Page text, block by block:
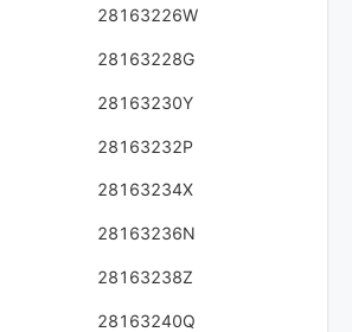
28163226W
28163228G
28163230Y
28163232P
28163234X
28163236N
28163238Z
28163240Q